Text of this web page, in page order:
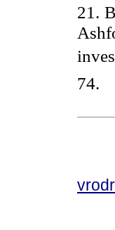
21.
74.